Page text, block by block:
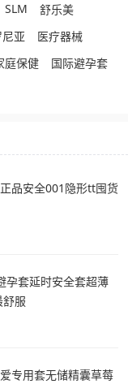
SLM
舒乐美
亚
医疗器械
庭保健
国际避孕套
品安全001隐形tt囤货
孕套延时安全套超薄
服
专用套无储精囊草莓